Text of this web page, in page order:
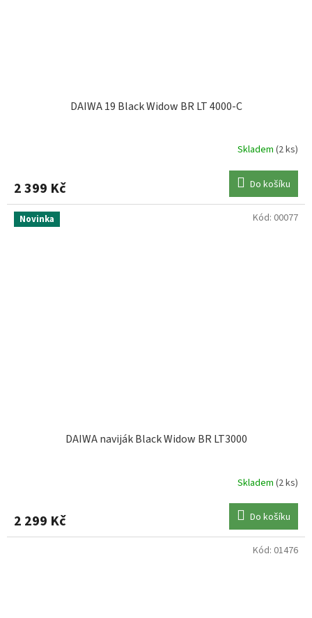
DAIWA 19 Black Widow BR LT 4000-C
Skladem (2 ks)
2 399 Kč Do košíku
Novinka
DAIWA naviják Black Widow BR LT3000
Skladem (2 ks)
2 299 Kč Do košíku
Kód: 00077
Kód: 01476